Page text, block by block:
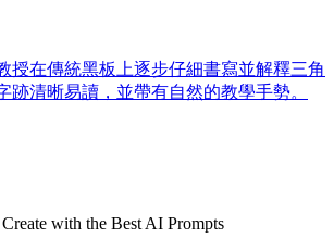
授在傳統黑板上逐步仔細書寫並解釋三角
跡清晰易讀，並帶有自然的教學手勢。
with the Best AI Prompts